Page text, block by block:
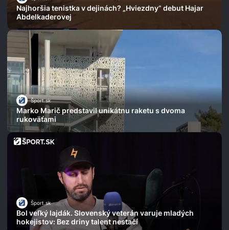
Najhoršia tenistka v dejinách? „Hviezdny” debut Hajar
Abdelkaderovej
Šport.sk
Marko Marič predstavil unikátnu raketu s dvoma
rukoväťami
Šport.sk
Bol veľký lajdák. Slovenský veterán varuje mladých
hokejistov: Bez driny talent nestačí